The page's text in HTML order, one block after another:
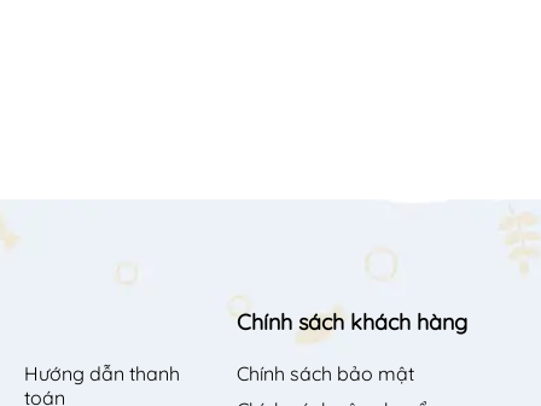
Hướng dẫn thanh
toán
Chính sách khách hàng
Chính sách bảo mật